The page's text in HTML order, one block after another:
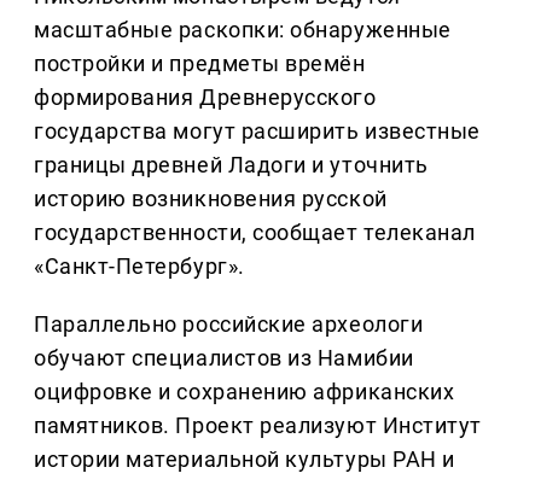
масштабные раскопки: обнаруженные
постройки и предметы времён
формирования Древнерусского
государства могут расширить известные
границы древней Ладоги и уточнить
историю возникновения русской
государственности, сообщает телеканал
«Санкт-Петербург».
Параллельно российские археологи
обучают специалистов из Намибии
оцифровке и сохранению африканских
памятников. Проект реализуют Институт
истории материальной культуры РАН и